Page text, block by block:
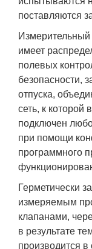
поставляются
имеет
полевых
безопасности,
отпуска,
сеть, к
подключен
при помощи
программного
Герметически
измеряемым
клапанами,
в результате
производится